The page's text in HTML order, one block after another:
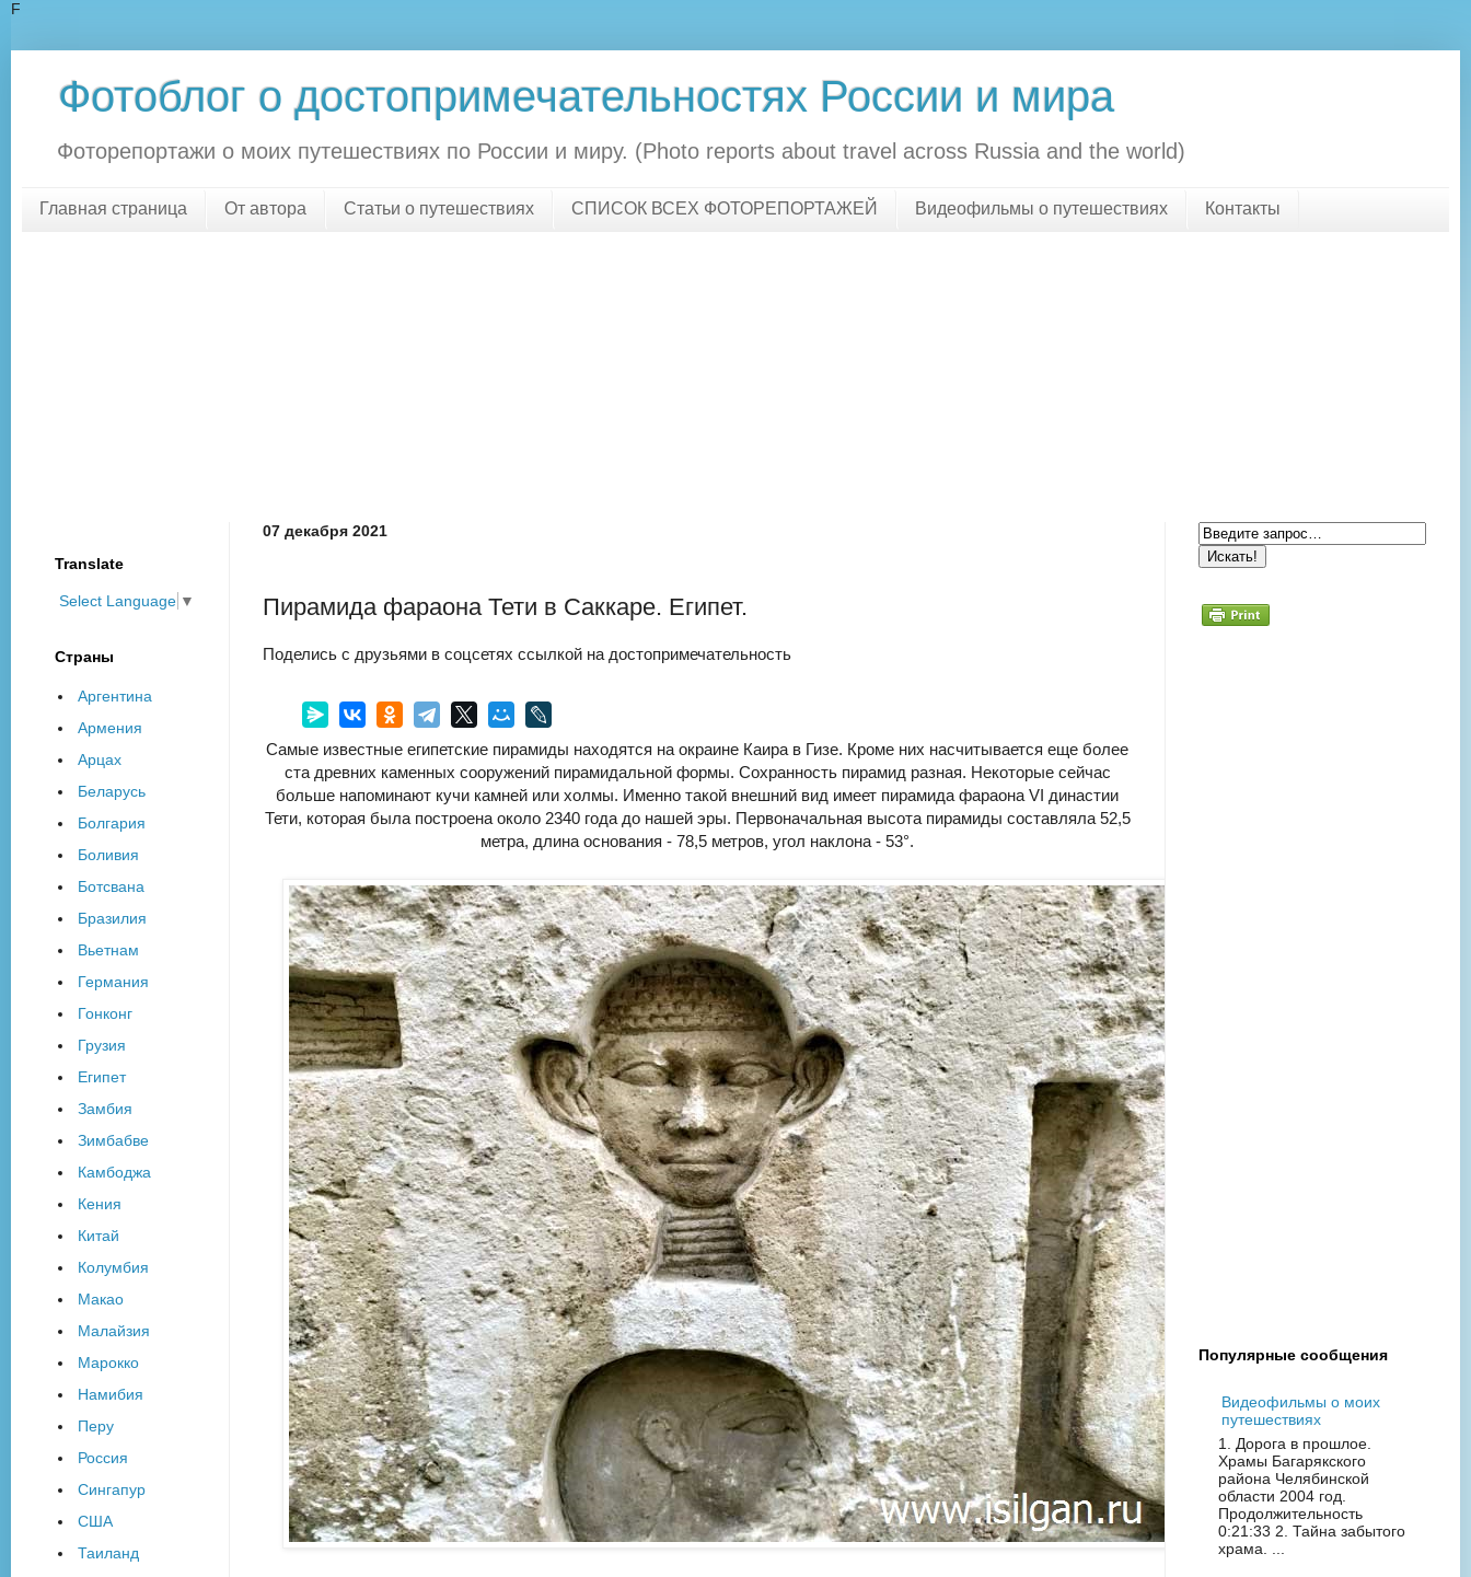
F
Фотоблог о достопримечательностях России и мира
Фоторепортажи о моих путешествиях по России и миру. (Photo reports about travel across Russia and the world)
Главная страница От автора Статьи о путешествиях СПИСОК ВСЕХ ФОТОРЕПОРТАЖЕЙ Видеофильмы о путешествиях Контакты
07 декабря 2021
Пирамида фараона Тети в Саккаре. Египет.
Поделись с друзьями в соцсетях ссылкой на достопримечательность
Самые известные египетские пирамиды находятся на окраине Каира в Гизе. Кроме них насчитывается еще более
ста древних каменных сооружений пирамидальной формы. Сохранность пирамид разная. Некоторые сейчас
больше напоминают кучи камней или холмы. Именно такой внешний вид имеет пирамида фараона VI династии
Тети, которая была построена около 2340 года до нашей эры. Первоначальная высота пирамиды составляла 52,5
метра, длина основания - 78,5 метров, угол наклона - 53°.
Translate
Select Language ▼
Страны
Аргентина
Армения
Арцах
Беларусь
Болгария
Боливия
Ботсвана
Бразилия
Вьетнам
Германия
Гонконг
Грузия
Египет
Замбия
Зимбабве
Камбоджа
Кения
Китай
Колумбия
Макао
Малайзия
Марокко
Намибия
Перу
Россия
Сингапур
США
Таиланд
Популярные сообщения
Видеофильмы о моих
путешествиях
1. Дорога в прошлое.
Храмы Багарякского
района Челябинской
области 2004 год.
Продолжительность
0:21:33 2. Тайна забытого
храма. ...